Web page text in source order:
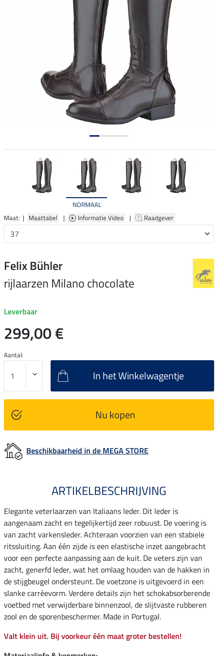
NORMAAL
Maat: | Maattabel | Informatie Video | Raadgever
Felix Bühler
rijlaarzen Milano chocolate
Leverbaar
299,00 €
Aantal:
In het Winkelwagentje
Nu kopen
Beschikbaarheid in de MEGA STORE
ARTIKELBESCHRIJVING
Elegante veterlaarzen van Italiaans leder. Dit leder is
aangenaam zacht en tegelijkertijd zeer robuust. De voering is
van zacht varkensleder. Achteraan voorzien van een stabiele
ritssluiting. Aan één zijde is een elastische inzet aangebracht
voor een perfecte aanpassing aan de kuit. De veters zijn van
zacht, generfd leder, wat het omlaag houden van de hakken in
de stijgbeugel ondersteunt. De voetzone is uitgevoerd in een
slanke carréevorm. Verdere details zijn het schokabsorberende
voetbed met verwijderbare binnenzool, de slijtvaste rubberen
zool en de sporenbeschermer. Made in Portugal.
Valt klein uit. Bij voorkeur één maat groter bestellen!